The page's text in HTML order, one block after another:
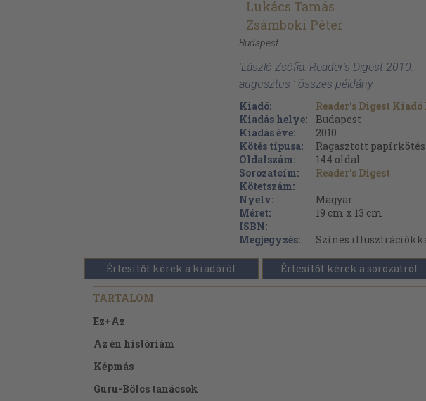
Lukács Tamás
Zsámboki Péter
Budapest
'László Zsófia: Reader's Digest 2010.
augusztus ' összes példány
Kiadó:
Reader's Digest
Kiadás helye:
Budapest
Kiadás éve:
2010
Kötés típusa:
Ragasztott papírkötés
Oldalszám:
144 oldal
Sorozatcím:
Reader's Digest
Kötetszám:
Nyelv:
Magyar
Méret:
19 cm x 13 cm
ISBN:
Megjegyzés:
Színes
Értesítőt kérek a kiadóról Értesítőt kérek a sorozatról
TARTALOM
Ez+Az
Az én históriám
Képmás
Guru-Bölcs tanácsok